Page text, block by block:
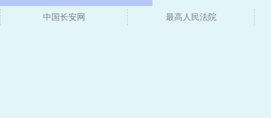
媒体
中国长安网 最高人民法院